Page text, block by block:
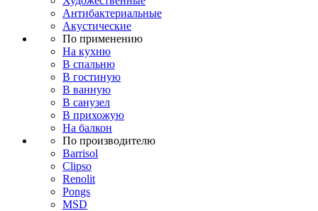
Антибактериальные
Акустические
По применению
На кухню
В спальню
В гостиную
В ванную
В санузел
В прихожую
На балкон
По производителю
Barrisol
Clipso
Renolit
Pongs
MSD